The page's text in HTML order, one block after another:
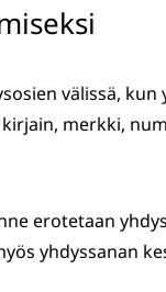
välissä,
merkki,
erotetaan
yhdyssanan